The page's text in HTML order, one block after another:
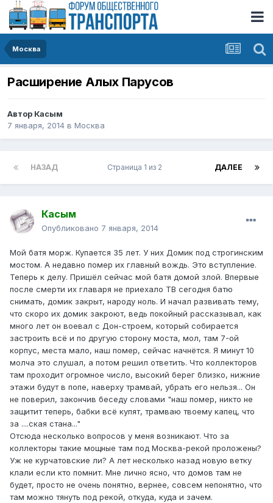
Москва
Pасшиpение Алых Паpусов
Автор Касым
7 января, 2014 в Москва
НАЗАД ДАЛЕЕ
Страница 1 из 2
Касым
Опубликовано 7 января, 2014
Мой батя морж. Купается 35 лет. У них Домик под строгинским
мостом. А недавно помер их главный вождь. Это вступление.
Теперь к делу. Пришёл сейчас мой батя домой злой. Впервые
после смерти их главаря не приехало ТВ сегодня батю
снимать, домик закрыт, народу ноль. И начал развивать тему,
что скоро их домик закроют, ведь покойный рассказывал, как
много лет он воевал с Дон-строем, который собирается
застроить всё и по другую сторону моста, мол, там 7-ой
корпус, места мало, наш помер, сейчас начнётся. Я минут 10
молча это слушал, а потом решил ответить. Что коллекторов
там проходит огромное число, высокий берег близко, нижние
этажи будут в попе, наверху трамвай, убрать его нельзя... Он
не поверил, закончив беседу словами "наш помер, никто не
защитит теперь, бабки всё купят, трамваю твоему капец, что
за ....ская стана..."
Отсюда несколько вопросов у меня возникают. Что за
коллекторы такие мощные там под Москва-рекой проложены?
Уж не курчатовские ли? А лет несколько назад новую ветку
клали если кто помнит. Мне лично ясно, что домов там не
будет, просто не очень понятно, вернее, совсем непонятно, что
там можно тянуть под рекой, откуда, куда и зачем.